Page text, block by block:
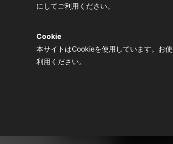
にしてご利用ください。
Cookie
本サイトはCookieを使用しています。お
利用ください。